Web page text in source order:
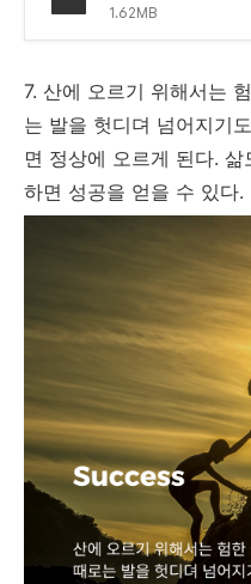
1.62MB
7. 산에 오르기 위해서는
는 발을 헛디뎌 넘어지기
면 정상에 오르게 된다.
하면 성공을 얻을 수 있다.